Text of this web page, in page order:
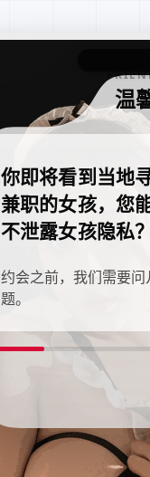
温
你即将看到当地
兼职的女孩，您
不泄露女孩隐私？
约会之前，我们需要问
题。